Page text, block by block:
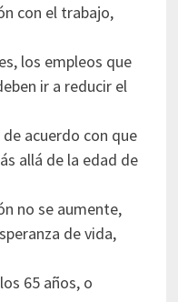
con el trabajo,
los empleos que
ir a reducir el
acuerdo con que
allá de la edad de
no se aumente,
de vida,
65 años, o